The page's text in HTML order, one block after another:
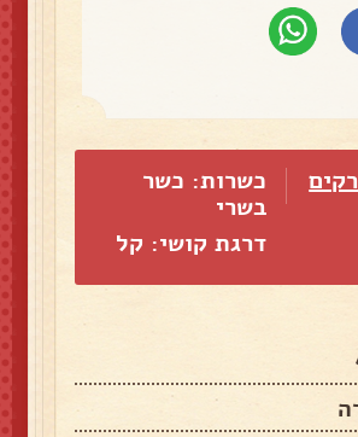
כשרות: כשר
בשרי
דרגת קושי: קל